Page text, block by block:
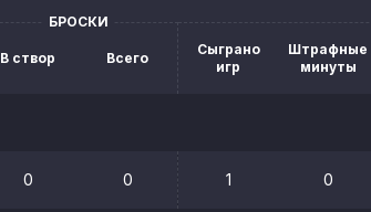
БРОСКИ
В створ Всего
Сыграно
игр
Штрафные
минуты
0 0 1 0